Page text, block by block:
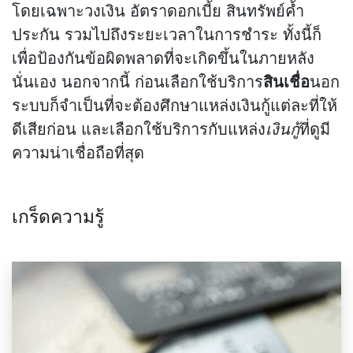
โดยเฉพาะวงเงิน อัตราดอกเบี้ย สินทรัพย์ค้ำ
ประกัน รวมไปถึงระยะเวลาในการชำระ ทั้งนี้ก็
เพื่อป้องกันข้อผิดพลาดที่จะเกิดขึ้นในภายหลัง
นั่นเอง นอกจากนี้ ก่อนเลือกใช้บริการสินเชื่อนอก
ระบบก็จำเป็นที่จะต้องศึกษาแหล่งเงินกู้แต่ละที่ให้
ดีเสียก่อน และเลือกใช้บริการกับแหล่งเงินกู้ที่ดูมี
ความน่าเชื่อถือที่สุด
เกร็ดความรู้